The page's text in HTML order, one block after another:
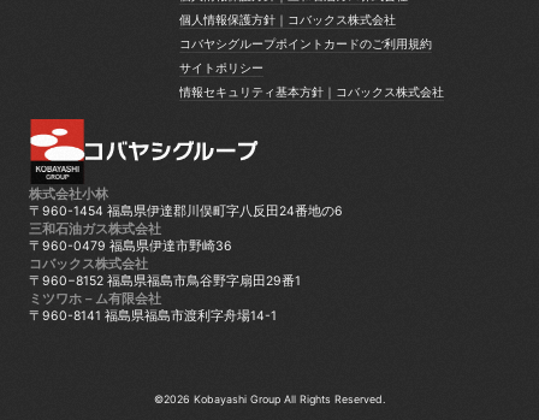
株式会社小林
〒960-1454 福島県伊達郡川俣町字八反田24番地の6
三和石油ガス株式会社
〒960-0479 福島県伊達市野崎36
コバックス株式会社
〒960−8152 福島県福島市鳥谷野字扇田29番1
ミツワホ－ム有限会社
〒960-8141 福島県福島市渡利字舟場14-1
個人情報保護方針｜三和石油ガス株式会社
個人情報保護方針｜コバックス株式会社
個人情報保護方針｜コバックス株式会社
コバヤシグループポイントカードのご利用規約
コバヤシグループポイントカードのご利用規約
サイトポリシー
サイトポリシー
情報セキュリティ基本方針｜コバックス株式会社
©2026 Kobayashi Group All Rights Reserved.